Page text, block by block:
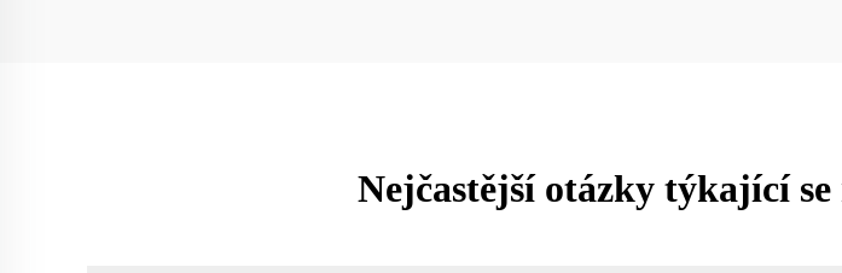
Nejčastější otázky týkající